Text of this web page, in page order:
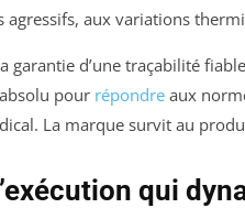
agressifs, aux variations
garantie d’une traçabilité
pour répondre aux
La marque survit au
qui